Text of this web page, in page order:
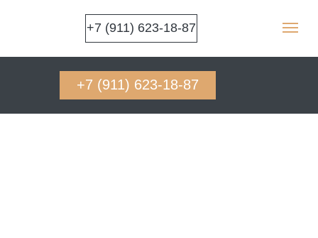
+7 (911) 623-18-87
+7 (911) 623-18-87